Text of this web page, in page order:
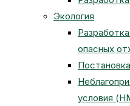
Экология
опасных
условия